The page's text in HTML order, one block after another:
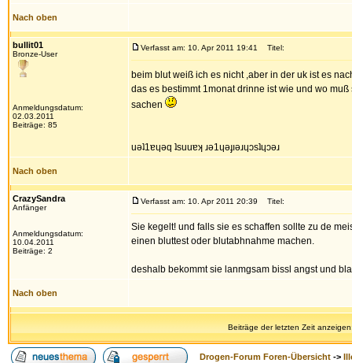
Nach oben
bullit01
Bronze-User
Anmeldungsdatum:
02.03.2011
Beiträge: 85
Verfasst am: 10. Apr 2011 19:41 Titel:
beim blut weiß ich es nicht ,aber in der uk ist es
das es bestimmt 1monat drinne ist wie und wo
sachen
uǝʇ1ɐɥǝq ʇsuuɐʞ ɹǝ1ɥǝɟıǝɹɥɔsʇɥɔǝɹ
Nach oben
CrazySandra
Anfänger
Anmeldungsdatum:
10.04.2011
Beiträge: 2
Verfasst am: 10. Apr 2011 20:39 Titel:
Sie kegelt! und falls sie es schaffen sollte zu de
einen bluttest oder blutabhnahme machen.
deshalb bekommt sie lanmgsam bissl angst und
Nach oben
Beiträge der letzten Zeit
Drogen-Forum Foren-Übersicht ->